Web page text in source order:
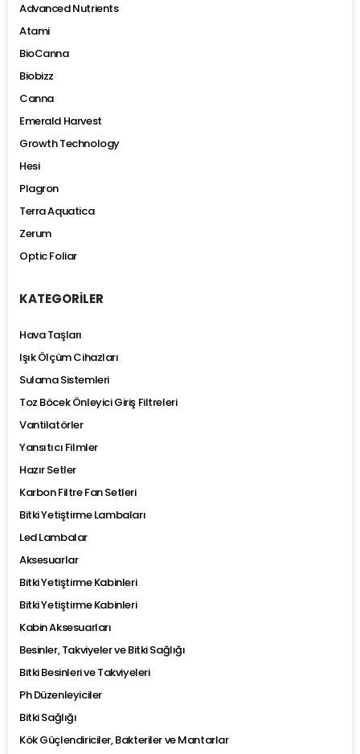
Advanced Nutrients
Atami
BioCanna
Biobizz
Canna
Emerald Harvest
Growth Technology
Hesi
Plagron
Terra Aquatica
Zerum
Optic Foliar
KATEGORİLER
Hava Taşları
Işık Ölçüm Cihazları
Sulama Sistemleri
Toz Böcek Önleyici Giriş Filtreleri
Vantilatörler
Yansıtıcı Filmler
Hazır Setler
Karbon Filtre Fan Setleri
Bitki Yetiştirme Lambaları
Led Lambalar
Aksesuarlar
Bitki Yetiştirme Kabinleri
Bitki Yetiştirme Kabinleri
Kabin Aksesuarları
Besinler, Takviyeler ve Bitki Sağlığı
Bitki Besinleri ve Takviyeleri
Ph Düzenleyiciler
Bitki Sağlığı
Kök Güçlendiriciler, Bakteriler ve Mantarlar